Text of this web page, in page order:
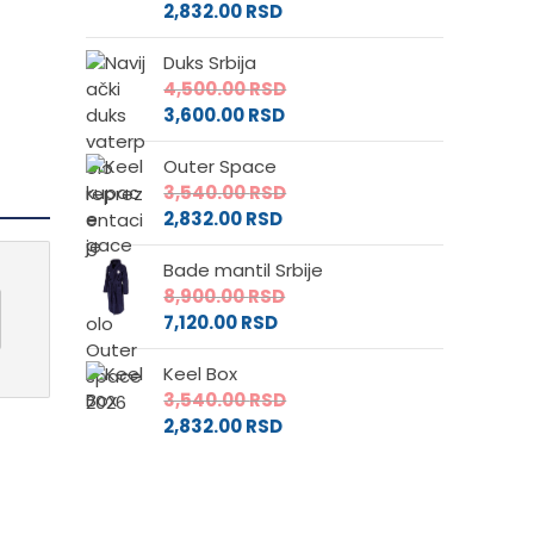
2,832.00RSD
Duks Srbija
4,500.00RSD
3,600.00RSD
Outer Space
3,540.00RSD
2,832.00RSD
Bade mantil Srbije
8,900.00RSD
7,120.00RSD
Keel Box
3,540.00RSD
2,832.00RSD